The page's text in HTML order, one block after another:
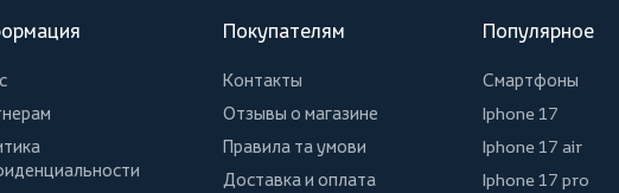
Покупателям
Контакты
Отзывы о магазине
Правила та умови
Доставка и оплата
Популярное
Смартфоны
Iphone 17
Iphone 17 air
Iphone 17 pro